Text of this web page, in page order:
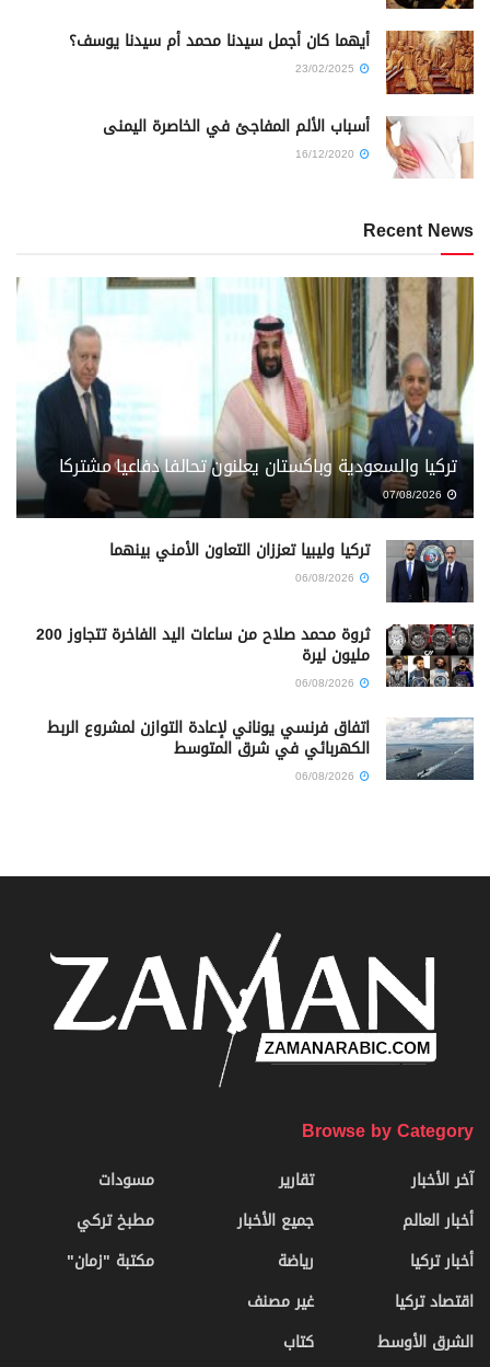
أيهما كان أجمل سيدنا محمد أم سيدنا يوسف؟
أسباب الألم المفاجئ في الخاصرة اليمنى
Recent News
تركيا والسعودية وباكستان يعلنون تحالفا دفاعيا مشتركا
تركيا وليبيا تعززان التعاون الأمني بينهما
ثروة محمد صلاح من ساعات اليد الفاخرة تتجاوز 200
مليون ليرة
اتفاق فرنسي يوناني لإعادة التوازن لمشروع الربط
الكهربائي في شرق المتوسط
Browse by Category
آخر الأخبار
أخبار العالم
أخبار تركيا
اقتصاد تركيا
الشرق الأوسط
تقارير
جميع الأخبار
رياضة
غير مصنف
كتاب
مسودات
مطبخ تركي
مكتبة "زمان"